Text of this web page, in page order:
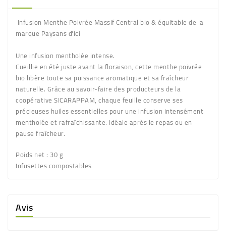
Infusion Menthe Poivrée Massif Central bio & équitable de la
marque Paysans d'Ici
Une infusion mentholée intense.
Cueillie en été juste avant la floraison, cette menthe poivrée
bio libère toute sa puissance aromatique et sa fraîcheur
naturelle. Grâce au savoir-faire des producteurs de la
coopérative SICARAPPAM, chaque feuille conserve ses
précieuses huiles essentielles pour une infusion intensément
mentholée et rafraîchissante. Idéale après le repas ou en
pause fraîcheur.
Poids net : 30 g
Infusettes compostables
Avis